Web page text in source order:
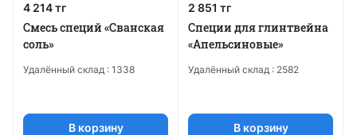
4 214 тг
Смесь специй «Сванская
соль»
Удалённый склад : 1338
В корзину
2 851 тг
Специи для глинтвейна
«Апельсиновые»
Удалённый склад : 2582
В корзину